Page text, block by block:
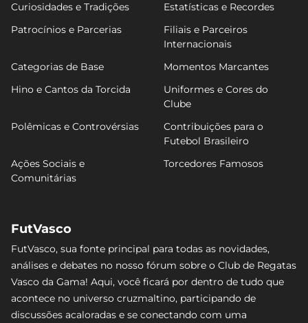
Curiosidades e Tradições
Estatísticas e Recordes
Patrocínios e Parcerias
Filiais e Parceiros
Internacionais
Categorias de Base
Momentos Marcantes
Hino e Cantos da Torcida
Uniformes e Cores do
Clube
Polêmicas e Controvérsias
Contribuições para o
Futebol Brasileiro
Ações Sociais e
Comunitárias
Torcedores Famosos
FutVasco
FutVasco, sua fonte principal para todas as novidades,
análises e debates no nosso fórum sobre o Club de Regatas
Vasco da Gama! Aqui, você ficará por dentro de tudo que
acontece no universo cruzmaltino, participando de
discussões acaloradas e se conectando com uma